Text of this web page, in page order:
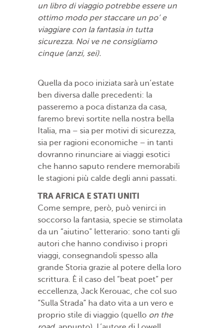
un libro di viaggio potrebbe essere un
ottimo modo per staccare un po’ e
viaggiare con la fantasia in tutta
sicurezza. Noi ve ne consigliamo
cinque (anzi, sei).
Quella da poco iniziata sarà un’estate
ben diversa dalle precedenti: la
passeremo a poca distanza da casa,
faremo brevi sortite nella nostra bella
Italia, ma – sia per motivi di sicurezza,
sia per ragioni economiche – in tanti
dovranno rinunciare ai viaggi esotici
che hanno saputo rendere memorabili
le stagioni più calde degli anni passati.
TRA AFRICA E STATI UNITI
Come sempre, però, può venirci in
soccorso la fantasia, specie se stimolata
da un “aiutino” letterario: sono tanti gli
autori che hanno condiviso i propri
viaggi, consegnandoli spesso alla
grande Storia grazie al potere della loro
scrittura. È il caso del “beat poet” per
eccellenza, Jack Kerouac, che col suo
“Sulla Strada” ha dato vita a un vero e
proprio stile di viaggio (quello on the